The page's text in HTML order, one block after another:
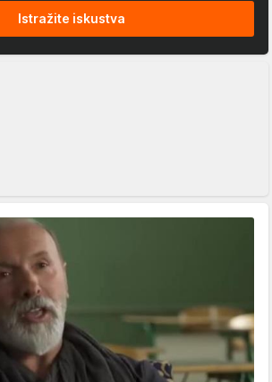
Istražite iskustva